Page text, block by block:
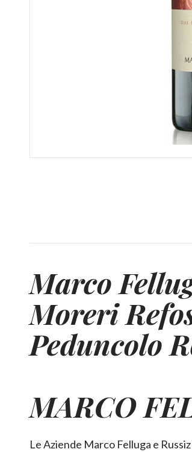
Marco
Moreri
Peduncolo
MARCO
Le Aziende Marco Felluga e